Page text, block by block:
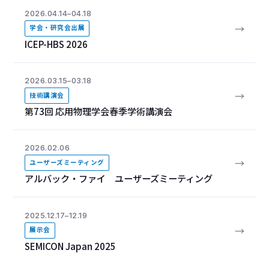
2026.04.14–04.18
学会・研究会出展
ICEP-HBS 2026
→
2026.03.15–03.18
技術講演会
第73回 応用物理学会春季学術講演会
→
2026.02.06
ユーザーズミーティング
アルバック・ファイ ユーザーズミーティング
→
2025.12.17–12.19
展示会
SEMICON Japan 2025
→